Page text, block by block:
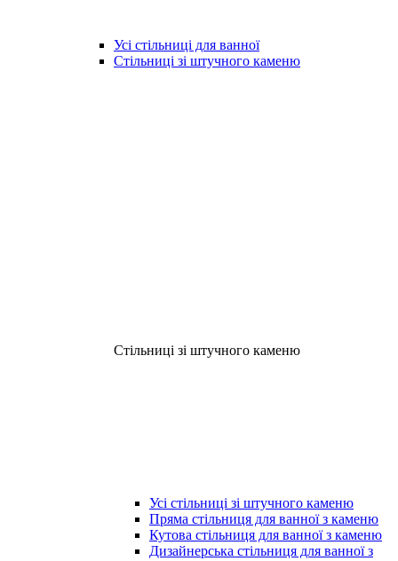
Усі стільниці для ванної
Стільниці зі штучного каменю
Стільниці зі штучного каменю
Усі стільниці зі штучного каменю
Пряма стільниця для ванної з каменю
Кутова стільниця для ванної з каменю
Дизайнерська стільниця для ванної з